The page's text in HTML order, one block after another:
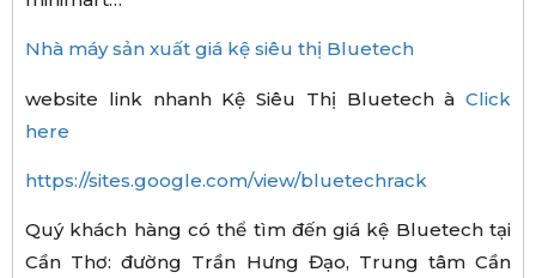
Nhà máy sản xuất giá kệ siêu thị Bluetech
website link nhanh Kệ Siêu Thị Bluetech à Click
here
https://sites.google.com/view/bluetechrack
Quý khách hàng có thể tìm đến giá kệ Bluetech tại
Cần Thơ: đường Trần Hưng Đạo, Trung tâm Cần